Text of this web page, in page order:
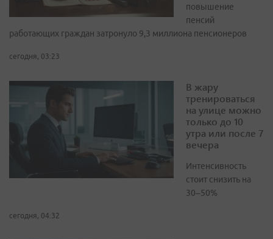
повышение
пенсий
работающих граждан затронуло 9,3 миллиона пенсионеров
сегодня, 03:23
В жару
тренироваться
на улице можно
только до 10
утра или после 7
вечера
Интенсивность
стоит снизить на
30–50%
сегодня, 04:32